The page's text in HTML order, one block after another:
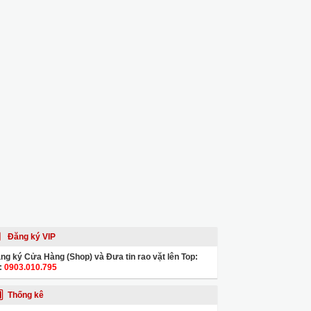
Đăng ký VIP
ký Cửa Hàng (Shop) và Đưa tin rao vặt lên Top:
0903.010.795
Thống kê